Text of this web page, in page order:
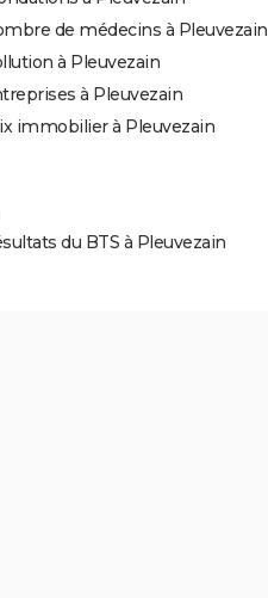
de médecins à Pleuvezain
à Pleuvezain
à Pleuvezain
immobilier à Pleuvezain
du BTS à Pleuvezain